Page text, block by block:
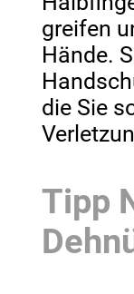
greifen
Hände.
die Sie
Tipp